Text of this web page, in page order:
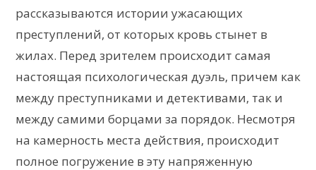
рассказываются истории ужасающих
преступлений, от которых кровь стынет в
жилах. Перед зрителем происходит самая
настоящая психологическая дуэль, причем как
между преступниками и детективами, так и
между самими борцами за порядок. Несмотря
на камерность места действия, происходит
полное погружение в эту напряженную